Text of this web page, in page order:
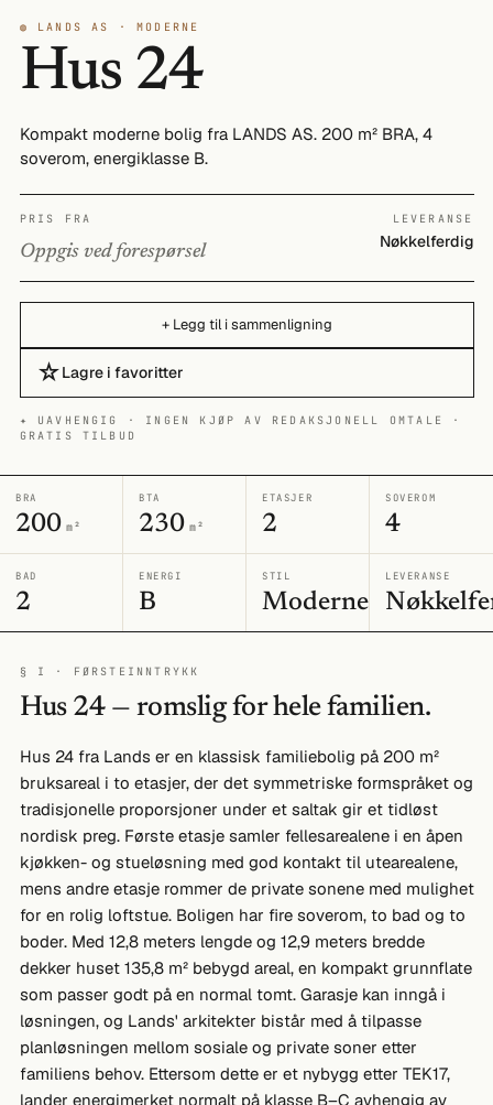
◍ LANDS AS · MODERNE
Hus 24
Kompakt moderne bolig fra LANDS AS. 200 m² BRA, 4
soverom, energiklasse B.
PRIS FRA
Oppgis ved forespørsel
LEVERANSE
Nøkkelferdig
+ Legg til i sammenligning
☆Lagre i favoritter
✦ UAVHENGIG · INGEN KJØP AV REDAKSJONELL OMTALE ·
GRATIS TILBUD
BRA
200 m²
BTA
230 m²
ETASJER
2
SOVEROM
4
BAD
2
ENERGI
B
STIL
Moderne
LEVERANSE
§ I · FØRSTEINNTRYKK
Hus 24 — romslig for hele familien.
Hus 24 fra Lands er en klassisk familiebolig på 200 m²
bruksareal i to etasjer, der det symmetriske formspråket og
tradisjonelle proporsjoner under et saltak gir et tidløst
nordisk preg. Første etasje samler fellesarealene i en åpen
kjøkken- og stueløsning med god kontakt til utearealene,
mens andre etasje rommer de private sonene med mulighet
for en rolig loftstue. Boligen har fire soverom, to bad og to
boder. Med 12,8 meters lengde og 12,9 meters bredde
dekker huset 135,8 m² bebygd areal, en kompakt grunnflate
som passer godt på en normal tomt. Garasje kan inngå i
løsningen, og Lands' arkitekter bistår med å tilpasse
planløsningen mellom sosiale og private soner etter
familiens behov. Ettersom dette er et nybygg etter TEK17,
lander energimerket normalt på klasse B–C avhengig av